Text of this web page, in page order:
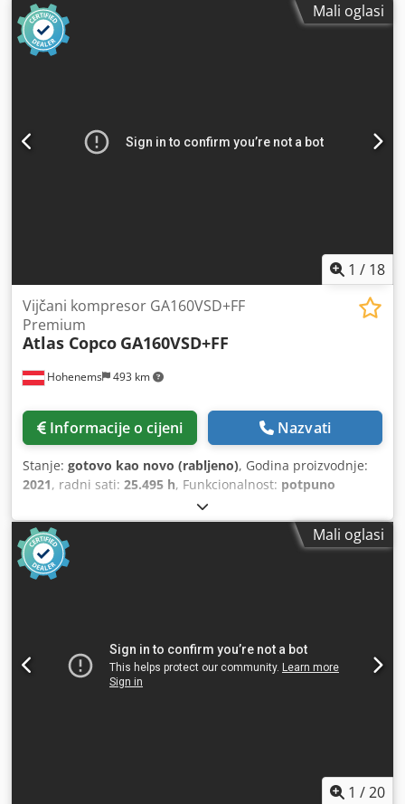
Crodpfxjyzhccj Aqwjf Radnih sati: 36.772
Mali oglasi
1 / 18
Hohenems 493 km
Vijčani kompresor GA160VSD+FF
Premium
Atlas Copco GA160VSD+FF
Informacije o cijeni Nazvati
Stanje: gotovo kao novo (rabljeno), Godina proizvodnje:
2021, radni sati: 25.495 h, Funkcionalnost: potpuno
, Vijčani kompresor Atlas Copco
GA160VSD+FF. Sušač i pretvarač su integrirani. 160 kW, 8,3
bara, 33,10 m³/min. Godina proizvodnje: 2021. Radni sati:
25.495. Codpfx Aqeyzg Eieworf
Mali oglasi
1 /20